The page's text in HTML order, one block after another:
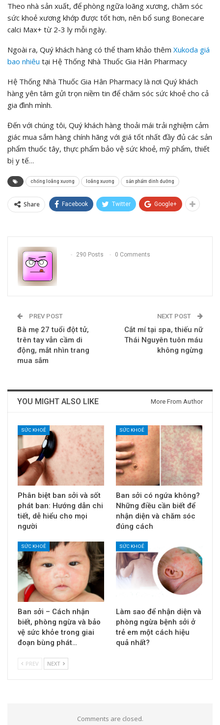
Theo nhà sản xuất, để phòng ngữa loãng xương, chăm sóc
sức khoẻ xương khớp được tốt hơn, nên bổ sung Bonecare
calci Max+ từ 2-3 ly mỗi ngày.
Ngoài ra, Quý khách hàng có thể tham khảo thêm Xukoda giá
bao nhiêu tại Hệ Thống Nhà Thuốc Gia Hân Pharmacy
Hệ Thống Nhà Thuốc Gia Hân Pharmacy là nơi Quý khách
hàng yên tâm gửi trọn niềm tin để chăm sóc sức khoẻ cho cả
gia đình mình.
Đến với chúng tôi, Quý khách hàng thoải mái trải nghiệm cảm
giác mua sắm hàng chính hãng với giá tốt nhất đầy đủ các sản
phẩm thuốc tây, thực phẩm bảo vệ sức khoẻ, mỹ phẩm, thiết
bị y tế…
chống loãng xương loãng xương sản phẩm dinh dưỡng
Share Facebook Twitter Google+
290 Posts 0 Comments
PREV POST
Bà mẹ 27 tuổi đột tử,
trên tay vẫn cầm di
động, mắt nhìn trang
mua sắm
NEXT POST
Cắt mí tại spa, thiếu nữ
Thái Nguyên tuôn máu
không ngừng
YOU MIGHT ALSO LIKE More From Author
SỨC KHOẺ
Phân biệt ban sởi và sốt
phát ban: Hướng dẫn chi
tiết, dễ hiểu cho mọi
người
SỨC KHOẺ
Ban sởi có ngứa không?
Những điều cần biết để
nhận diện và chăm sóc
đúng cách
SỨC KHOẺ
Ban sởi – Cách nhận
biết, phòng ngừa và bảo
vệ sức khỏe trong giai
đoạn bùng phát…
SỨC KHOẺ
Làm sao để nhận diện và
phòng ngừa bệnh sởi ở
trẻ em một cách hiệu
quả nhất?
PREV NEXT
Comments are closed.